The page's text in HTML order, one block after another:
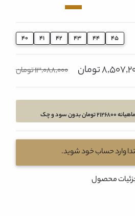
40 42 43 44 45
تومان 13,088,000 تومان
وارد حساب خود شوید.
محصول